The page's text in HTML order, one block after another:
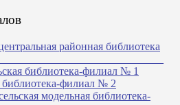
районная библиотека
библиотека-филиал № 1
библиотека-филиал № 2
модельная библиотека-